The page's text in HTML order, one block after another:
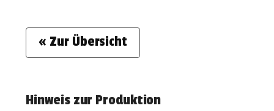
« Zur Übersicht
Hinweis zur Produktion